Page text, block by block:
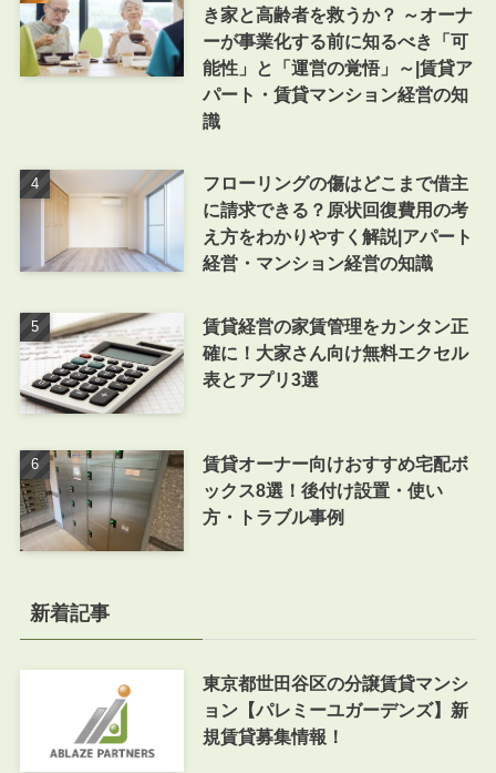
き家と高齢者を救うか？ ～オーナ
ーが事業化する前に知るべき「可
能性」と「運営の覚悟」～|賃貸ア
パート・賃貸マンション経営の知
識
フローリングの傷はどこまで借主
に請求できる？原状回復費用の考
え方をわかりやすく解説|アパート
経営・マンション経営の知識
賃貸経営の家賃管理をカンタン正
確に！大家さん向け無料エクセル
表とアプリ3選
賃貸オーナー向けおすすめ宅配ボ
ックス8選！後付け設置・使い
方・トラブル事例
新着記事
東京都世田谷区の分譲賃貸マンシ
ョン【パレミーユガーデンズ】新
規賃貸募集情報！